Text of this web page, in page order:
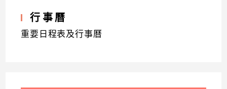
行事曆
重要日程表及行事曆